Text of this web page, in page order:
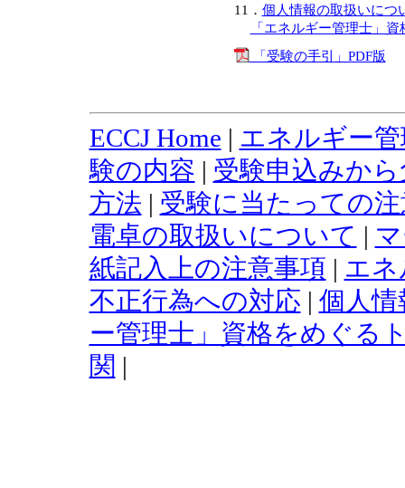
11． 個人情報の取扱いにつ
「エネルギー管理士」
「受験の手引」PDF版
ECCJ Home | エネルギー
験の内容 | 受験申込みか
方法 | 受験に当たっての
電卓の取扱いについて |
紙記入上の注意事項 | エ
不正行為への対応 | 個人
ー管理士」資格をめぐる
関 |